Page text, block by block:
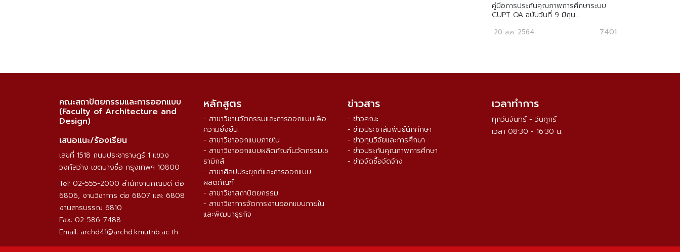
คู่มือการประกันคุณภาพการศึกษาระบบ
CUPT QA ฉบับวันที่ 9 มิถุน...
20 ส.ค. 2564 7401
คณะสถาปัตยกรรมและการออกแบบ
(Faculty of Architecture and
Design)
เสนอแนะ/ร้องเรียน
เลขที่ 1518 ถนนประชาราษฎร์ 1 แขวง
วงศ์สว่าง เขตบางซื่อ กรุงเทพฯ 10800
Tel: 02-555-2000 สำนักงานคณบดี ต่อ
6806, งานวิชาการ ต่อ 6807 และ 6808
งานสารบรรณ 6810
Fax: 02-586-7488
Email: archd41@archd.kmutnb.ac.th
หลักสูตร
- สาขาวิชานวัตกรรมและการออกแบบเพื่อ
ความยั่งยืน
- สาขาวิชาออกแบบภายใน
- สาขาวิชาออกแบบผลิตภัณฑ์นวัตกรรมเซ
รามิกส์
- สาขาศิลปประยุกต์และการออกแบบ
ผลิตภัณฑ์
- สาขาวิชาสถาปัตยกรรม
- สาขาวิชาการจัดการงานออกแบบภายใน
และพัฒนาธุรกิจ
ข่าวสาร
- ข่าวคณะ
- ข่าวประชาสัมพันธ์นักศึกษา
- ข่าวทุนวิจัยและการศึกษา
- ข่าวประกันคุณภาพการศึกษา
- ข่าวจัดซื้อจัดจ้าง
เวลาทำการ
ทุกวันจันทร์ - วันศุกร์
เวลา 08:30 - 16:30 น.